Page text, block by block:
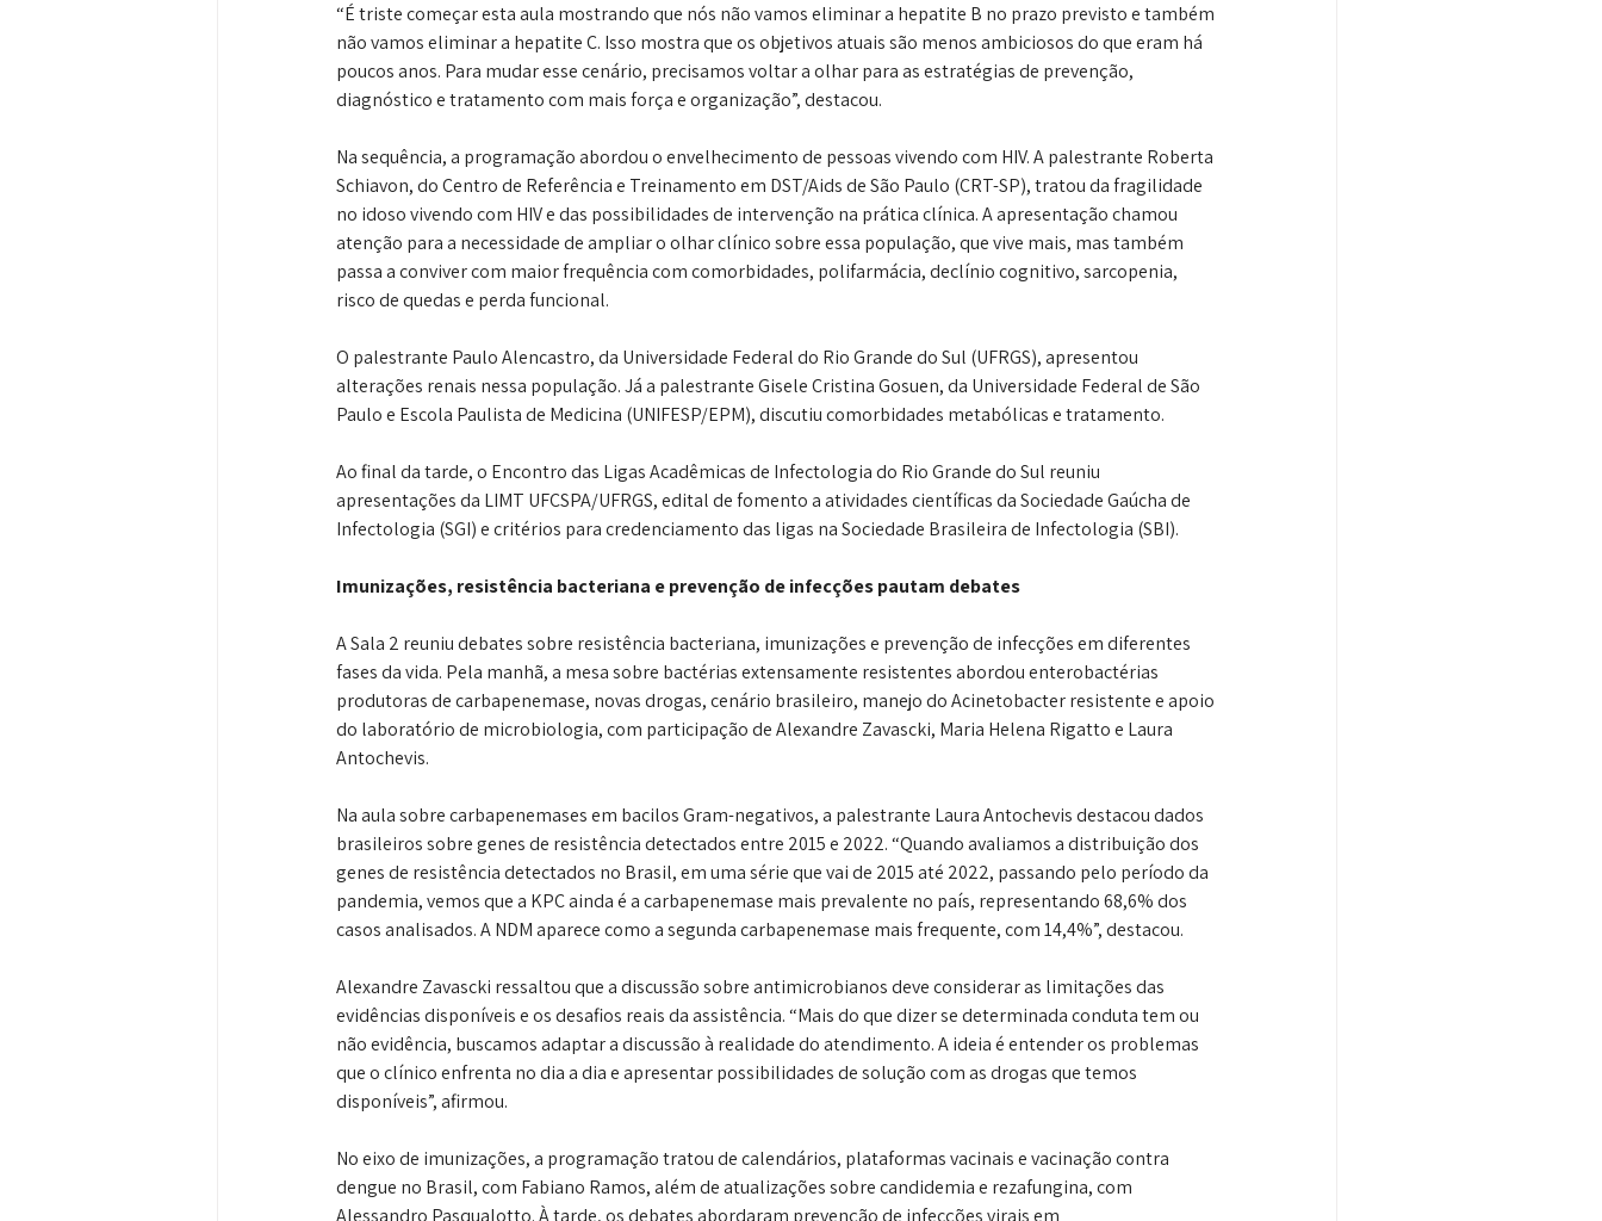
“É triste começar esta aula mostrando que nós não vamos eliminar a hepatite B no prazo previsto e também
não vamos eliminar a hepatite C. Isso mostra que os objetivos atuais são menos ambiciosos do que eram há
poucos anos. Para mudar esse cenário, precisamos voltar a olhar para as estratégias de prevenção,
diagnóstico e tratamento com mais força e organização”, destacou.
Na sequência, a programação abordou o envelhecimento de pessoas vivendo com HIV. A palestrante Roberta
Schiavon, do Centro de Referência e Treinamento em DST/Aids de São Paulo (CRT-SP), tratou da fragilidade
no idoso vivendo com HIV e das possibilidades de intervenção na prática clínica. A apresentação chamou
atenção para a necessidade de ampliar o olhar clínico sobre essa população, que vive mais, mas também
passa a conviver com maior frequência com comorbidades, polifarmácia, declínio cognitivo, sarcopenia,
risco de quedas e perda funcional.
O palestrante Paulo Alencastro, da Universidade Federal do Rio Grande do Sul (UFRGS), apresentou
alterações renais nessa população. Já a palestrante Gisele Cristina Gosuen, da Universidade Federal de São
Paulo e Escola Paulista de Medicina (UNIFESP/EPM), discutiu comorbidades metabólicas e tratamento.
Ao final da tarde, o Encontro das Ligas Acadêmicas de Infectologia do Rio Grande do Sul reuniu
apresentações da LIMT UFCSPA/UFRGS, edital de fomento a atividades científicas da Sociedade Gaúcha de
Infectologia (SGI) e critérios para credenciamento das ligas na Sociedade Brasileira de Infectologia (SBI).
Imunizações, resistência bacteriana e prevenção de infecções pautam debates
A Sala 2 reuniu debates sobre resistência bacteriana, imunizações e prevenção de infecções em diferentes
fases da vida. Pela manhã, a mesa sobre bactérias extensamente resistentes abordou enterobactérias
produtoras de carbapenemase, novas drogas, cenário brasileiro, manejo do Acinetobacter resistente e apoio
do laboratório de microbiologia, com participação de Alexandre Zavascki, Maria Helena Rigatto e Laura
Antochevis.
Na aula sobre carbapenemases em bacilos Gram-negativos, a palestrante Laura Antochevis destacou dados
brasileiros sobre genes de resistência detectados entre 2015 e 2022. “Quando avaliamos a distribuição dos
genes de resistência detectados no Brasil, em uma série que vai de 2015 até 2022, passando pelo período da
pandemia, vemos que a KPC ainda é a carbapenemase mais prevalente no país, representando 68,6% dos
casos analisados. A NDM aparece como a segunda carbapenemase mais frequente, com 14,4%”, destacou.
Alexandre Zavascki ressaltou que a discussão sobre antimicrobianos deve considerar as limitações das
evidências disponíveis e os desafios reais da assistência. “Mais do que dizer se determinada conduta tem ou
não evidência, buscamos adaptar a discussão à realidade do atendimento. A ideia é entender os problemas
que o clínico enfrenta no dia a dia e apresentar possibilidades de solução com as drogas que temos
disponíveis”, afirmou.
No eixo de imunizações, a programação tratou de calendários, plataformas vacinais e vacinação contra
dengue no Brasil, com Fabiano Ramos, além de atualizações sobre candidemia e rezafungina, com
Alessandro Pasqualotto. À tarde, os debates abordaram prevenção de infecções virais em